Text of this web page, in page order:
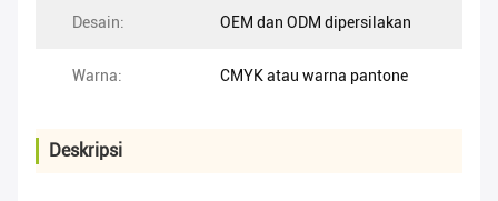
Desain: OEM dan ODM dipersilakan
Warna: CMYK atau warna pantone
Deskripsi